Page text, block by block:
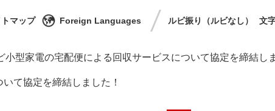
マップ Foreign Languages ルビ振り （ルビなし） 文
小型家電の宅配便による回収サービスについて協定を締結し
て協定を締結しました！